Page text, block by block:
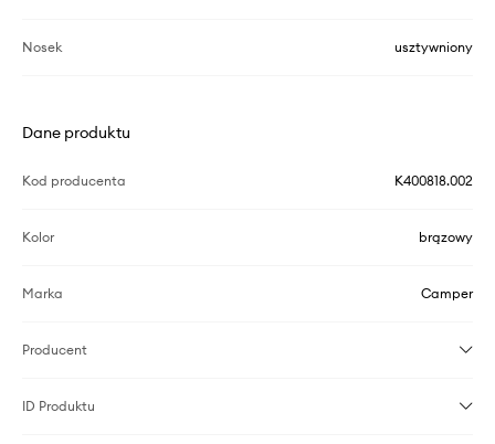
Nosek usztywniony
Dane produktu
Kod producenta K400818.002
Kolor brązowy
Marka Camper
Producent
ID Produktu